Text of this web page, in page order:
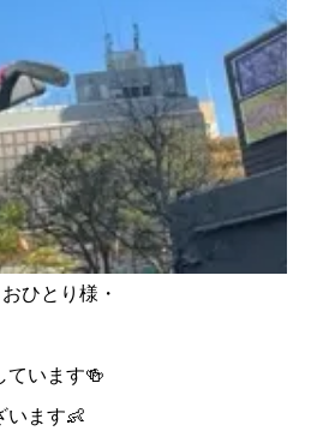
ひとり様・
ています🍻
います👶